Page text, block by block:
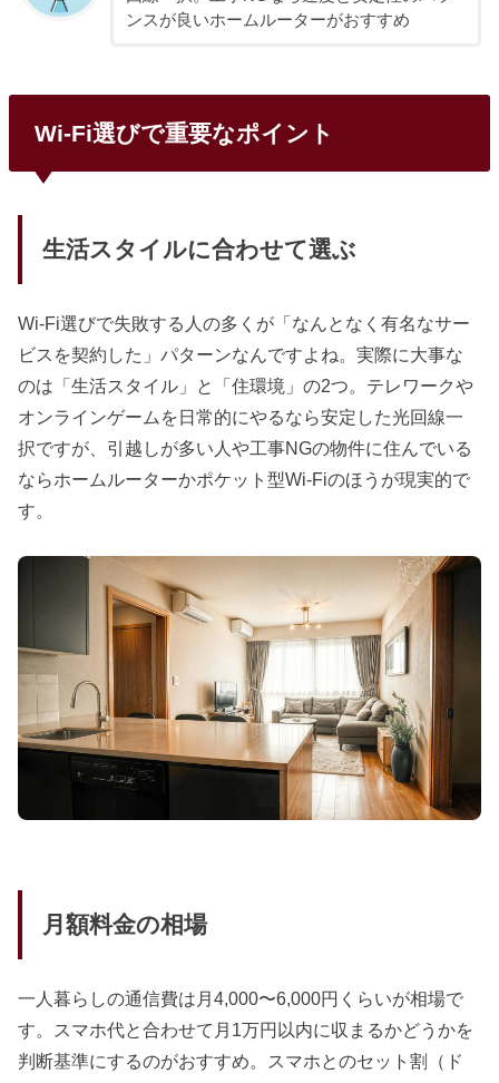
ンスが良いホームルーターがおすすめ
Wi-Fi選びで重要なポイント
生活スタイルに合わせて選ぶ
Wi-Fi選びで失敗する人の多くが「なんとなく有名なサー
ビスを契約した」パターンなんですよね。実際に大事な
のは「生活スタイル」と「住環境」の2つ。テレワークや
オンラインゲームを日常的にやるなら安定した光回線一
択ですが、引越しが多い人や工事NGの物件に住んでいる
ならホームルーターかポケット型Wi-Fiのほうが現実的で
す。
月額料金の相場
一人暮らしの通信費は月4,000〜6,000円くらいが相場で
す。スマホ代と合わせて月1万円以内に収まるかどうかを
判断基準にするのがおすすめ。スマホとのセット割（ド